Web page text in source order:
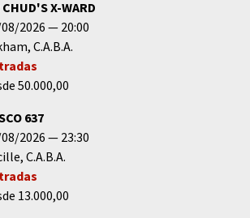
CHUD'S X-WARD
2026
20:00
C.A.B.A.
50.000,00
637
2026
23:30
C.A.B.A.
13.000,00